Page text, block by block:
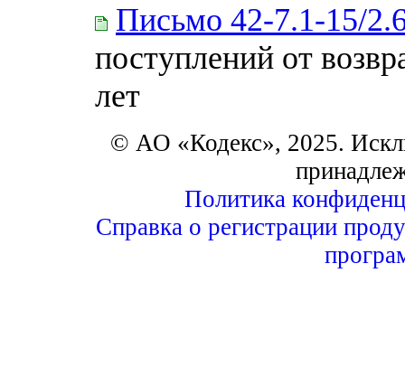
Письмо 42-7.1-15/
поступлений от
лет
© АО «Кодекс», 2025.
Политика
Справка о регистрации